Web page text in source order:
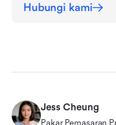
Hubungi kami
Jess Cheung
Pakar Pemasaran